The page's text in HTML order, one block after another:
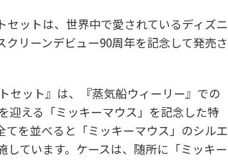
ットは、世界中で愛されているディズニ
リーンデビュー90周年を記念して発売さ
セット』は、『蒸気船ウィーリー』での
迎える「ミッキーマウス」を記念した特
を並べると「ミッキーマウス」のシルエ
ています。ケースは、随所に「ミッキー